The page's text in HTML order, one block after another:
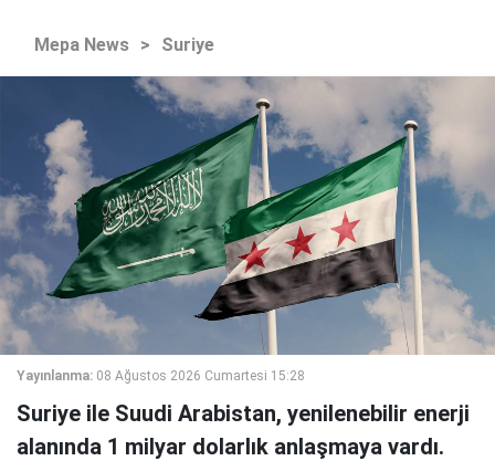
Mepa News > Suriye
Yayınlanma: 08 Ağustos 2026 Cumartesi 15:28
Suriye ile Suudi Arabistan, yenilenebilir enerji
alanında 1 milyar dolarlık anlaşmaya vardı.